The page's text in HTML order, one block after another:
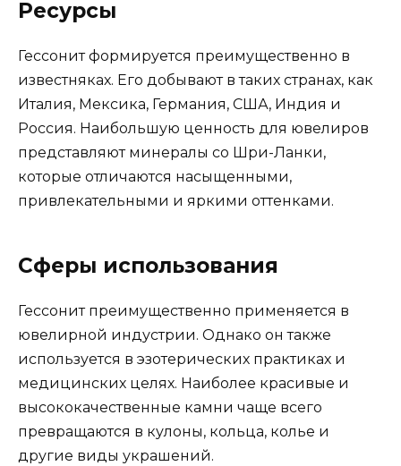
Ресурсы
Гессонит формируется преимущественно в
известняках. Его добывают в таких странах, как
Италия, Мексика, Германия, США, Индия и
Россия. Наибольшую ценность для ювелиров
представляют минералы со Шри-Ланки,
которые отличаются насыщенными,
привлекательными и яркими оттенками.
Сферы использования
Гессонит преимущественно применяется в
ювелирной индустрии. Однако он также
используется в эзотерических практиках и
медицинских целях. Наиболее красивые и
высококачественные камни чаще всего
превращаются в кулоны, кольца, колье и
другие виды украшений.